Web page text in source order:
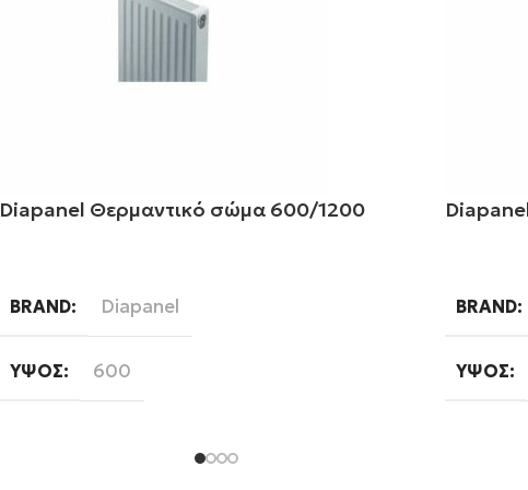
Diapanel Θερμαντικό σώμα 600/1200
BRAND Diapanel
ΎΨΟΣ 600
BRAND
ΎΨΟΣ